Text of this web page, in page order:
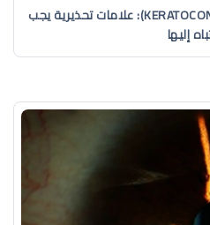
أعراض القرنية المخروطية (KERATOCONUS): علامات تحذيرية يجب
إليها